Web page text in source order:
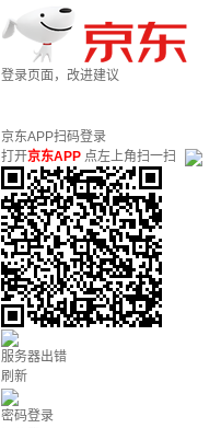
登录页面，改进建议
京东APP扫码登录
打开京东APP 点左上角扫一扫
服务器出错
刷新
密码登录